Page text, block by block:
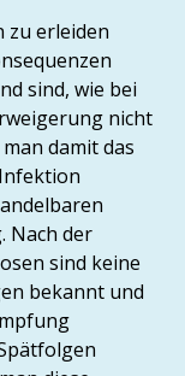
zu erleiden
sind, wie bei
nicht
damit das
Nach der
sind keine
bekannt und